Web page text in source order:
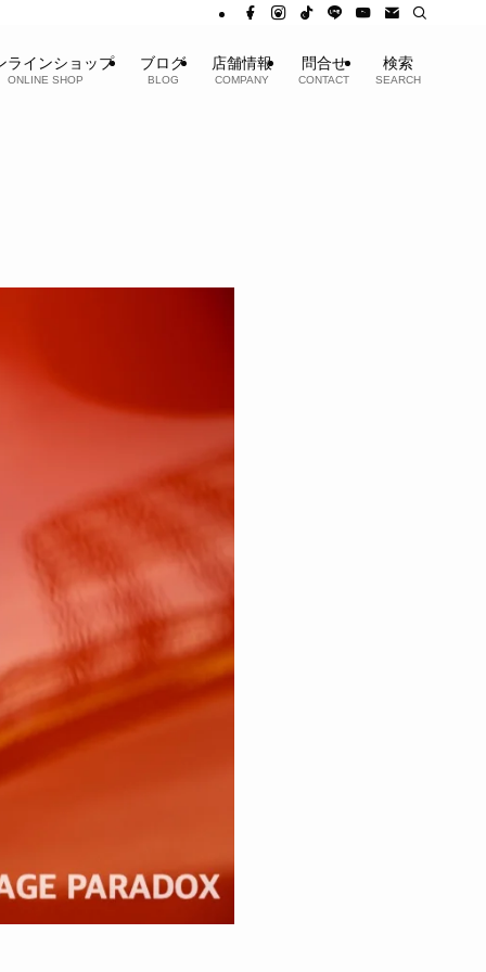
ラインショップ
ONLINE SHOP
ブログ
BLOG
店舗情報
COMPANY
問合せ
CONTACT
検索
SEARCH